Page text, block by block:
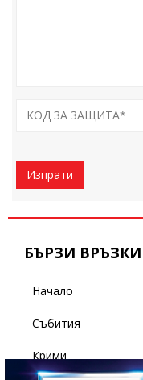
Изпрати
БЪРЗИ ВРЪЗКИ
Начало
Събития
Крими